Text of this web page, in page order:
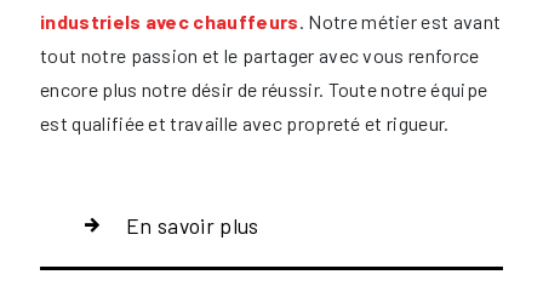
industriels avec chauffeurs. Notre métier est avant
tout notre passion et le partager avec vous renforce
encore plus notre désir de réussir. Toute notre équipe
est qualifiée et travaille avec propreté et rigueur.
En savoir plus